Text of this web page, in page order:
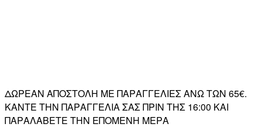
ΔΩΡΕΑΝ ΑΠΟΣΤΟΛΗ ΜΕ ΠΑΡΑΓΓΕΛΙΕΣ ΑΝΩ ΤΩΝ 65€.
ΚΑΝΤΕ ΤΗΝ ΠΑΡΑΓΓΕΛΙΑ ΣΑΣ ΠΡΙΝ ΤΗΣ 16:00 ΚΑΙ
ΠΑΡΑΛΑΒΕΤΕ ΤΗΝ ΕΠΟΜΕΝΗ ΜΕΡΑ